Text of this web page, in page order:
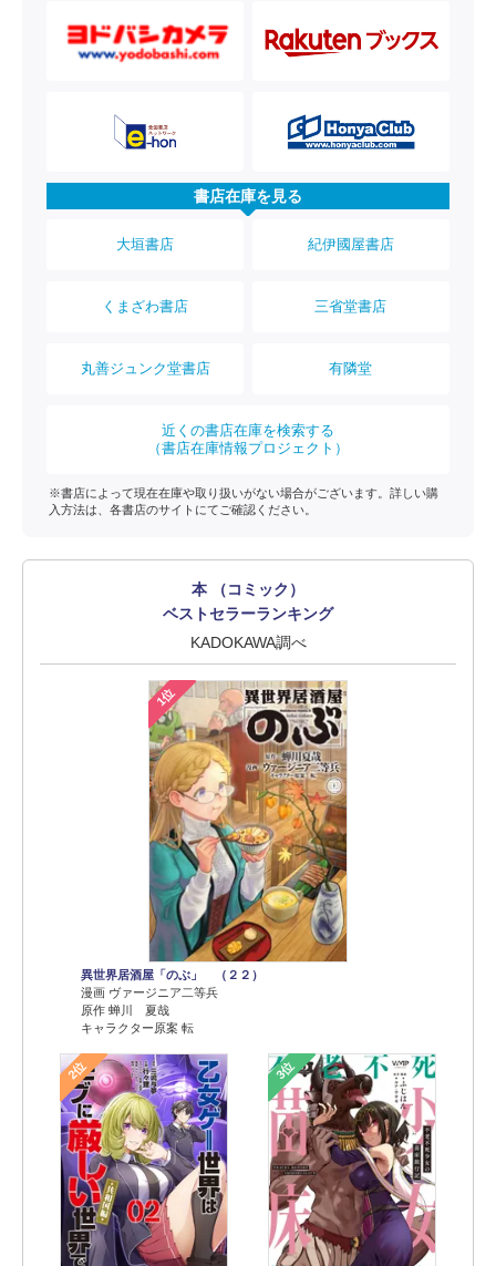
書店在庫を見る
大垣書店 紀伊國屋書店
くまざわ書店 三省堂書店
丸善ジュンク堂書店 有隣堂
近くの書店在庫を検索する
（書店在庫情報プロジェクト）
※書店によって現在在庫や取り扱いがない場合がございます。詳しい購
入方法は、各書店のサイトにてご確認ください。
本 （コミック）
ベストセラーランキング
KADOKAWA調べ
1位
異世界居酒屋「のぶ」 （２２）
漫画 ヴァージニア二等兵
原作 蝉川 夏哉
キャラクター原案 転
2位 3位